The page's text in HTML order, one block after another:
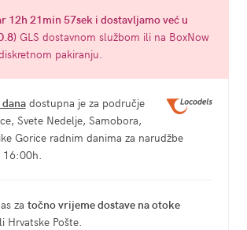
12h 21min 56seki dostavljamo već u
GLS dostavnom službom ili na BoxNow
pakiranju.
dostupna je za područje
Svete Nedelje, Samobora,
Gorice radnim danima za narudžbe
16:00h.
za točno vrijeme dostave na otoke
Hrvatske Pošte.